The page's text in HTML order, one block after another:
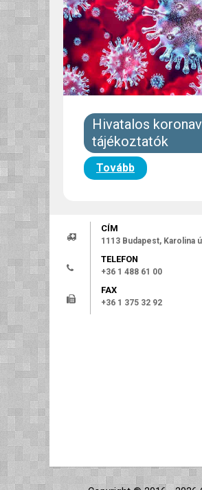
Hivatalos
tájékoztatók
Tovább
CÍM
1113 Budapest, Karolina
TELEFON
+36 1 488 61 00
FAX
+36 1 375 32 92